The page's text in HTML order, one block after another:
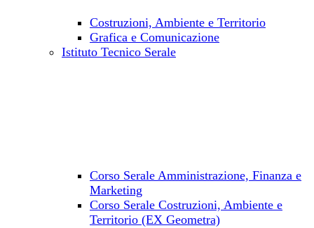
Costruzioni, Ambiente e Territorio
Grafica e Comunicazione
Istituto Tecnico Serale
Corso Serale Amministrazione, Finanza e
Marketing
Corso Serale Costruzioni, Ambiente e
Territorio (EX Geometra)